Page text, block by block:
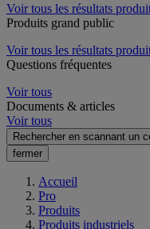
Voir tous les résultats
Produits grand public
Voir tous les résultats
Questions fréquentes
Voir tous
Documents & articles
Voir tous
Rechercher en scannant un
fermer
Accueil
Pro
Produits
Produits industriels